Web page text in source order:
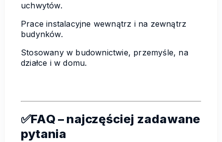
uchwytów.
Prace instalacyjne wewnątrz i na zewnątrz
budynków.
Stosowany w budownictwie, przemyśle, na
działce i w domu.
✅FAQ – najczęściej zadawane
pytania